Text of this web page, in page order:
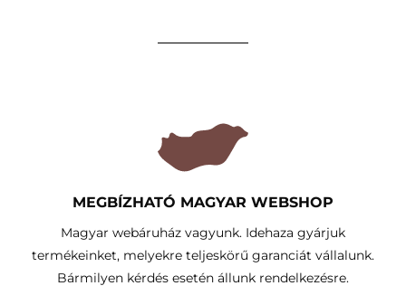
MEGBÍZHATÓ MAGYAR WEBSHOP
Magyar webáruház vagyunk. Idehaza gyárjuk
termékeinket, melyekre teljeskörű garanciát vállalunk.
Bármilyen kérdés esetén állunk rendelkezésre.